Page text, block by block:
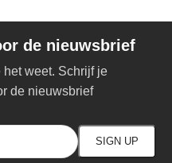
de nieuwsbrief
weet. Schrijf je
de nieuwsbrief